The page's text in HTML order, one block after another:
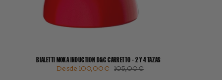
BIALETTI MOKA INDUCTION D&G CARRETTO - 2 Y 4 TAZAS
Desde100,00€ 105,00€